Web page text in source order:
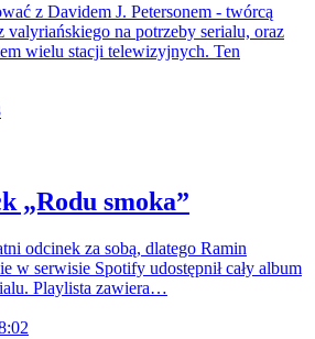
z Davidem J. Petersonem - twórcą
valyriańskiego na potrzeby serialu, oraz
wielu stacji telewizyjnych. Ten
„Rodu smoka”
odcinek za sobą, dlatego Ramin
w serwisie Spotify udostępnił cały album
Playlista zawiera…